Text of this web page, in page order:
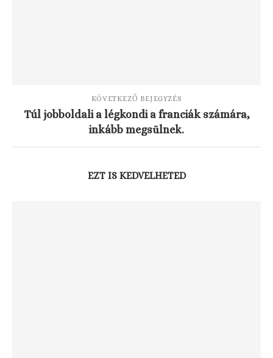
KÖVETKEZŐ BEJEGYZÉS
Túl jobboldali a légkondi a franciák számára,
inkább megsülnek.
EZT IS KEDVELHETED